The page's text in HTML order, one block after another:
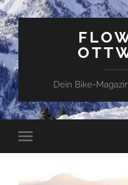
Dein Bike-
Toggle
mobile